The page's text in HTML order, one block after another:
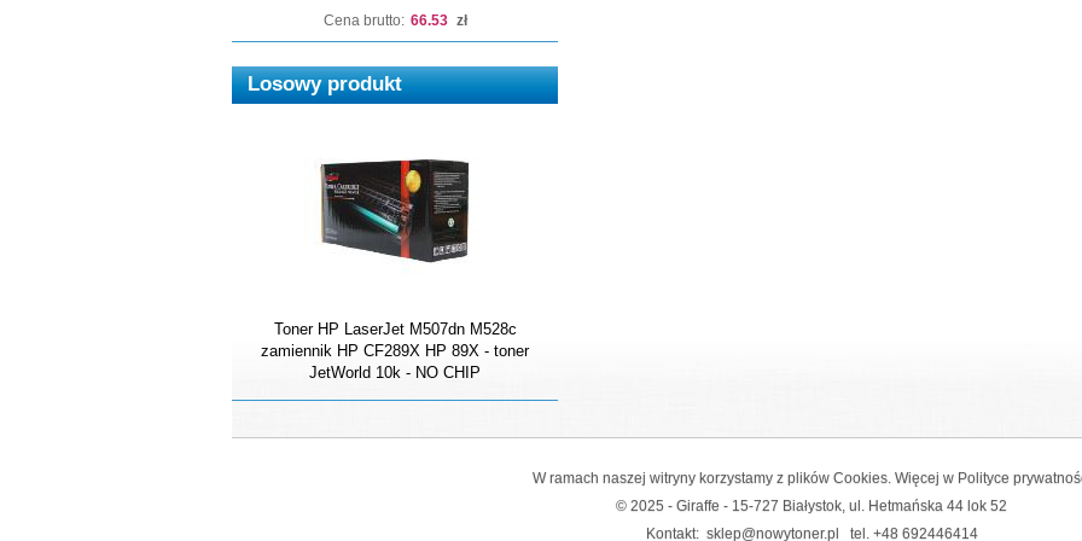
Cena brutto: 66.53 zł
Losowy produkt
Toner HP LaserJet M507dn M528c
zamiennik HP CF289X HP 89X - toner
JetWorld 10k - NO CHIP
W ramach naszej witryny korzystamy z plików Cookies. Więcej w Polityce
© 2025 - Giraffe - 15-727 Białystok, ul. Hetmańska 44 lok 52
Kontakt: sklep@nowytoner.pl tel. +48 692446414